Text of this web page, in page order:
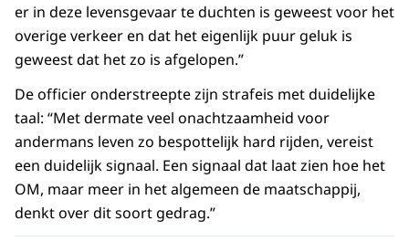
er in deze levensgevaar te duchten is geweest voor het
overige verkeer en dat het eigenlijk puur geluk is
geweest dat het zo is afgelopen.”
De officier onderstreepte zijn strafeis met duidelijke
taal: “Met dermate veel onachtzaamheid voor
andermans leven zo bespottelijk hard rijden, vereist
een duidelijk signaal. Een signaal dat laat zien hoe het
OM, maar meer in het algemeen de maatschappij,
denkt over dit soort gedrag.”